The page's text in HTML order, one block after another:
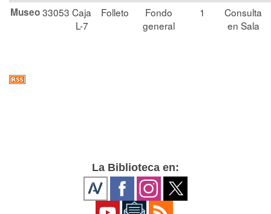
Museo33053 Caja
L-7
Folleto
Fondo
general
1
Consulta
en Sala
La Biblioteca en: